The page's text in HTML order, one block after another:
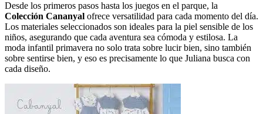
Desde los primeros pasos hasta los juegos en el parque, la
Colección Cananyal ofrece versatilidad para cada momento del día.
Los materiales seleccionados son ideales para la piel sensible de los
niños, asegurando que cada aventura sea cómoda y estilosa. La
moda infantil primavera no solo trata sobre lucir bien, sino también
sobre sentirse bien, y eso es precisamente lo que Juliana busca con
cada diseño.